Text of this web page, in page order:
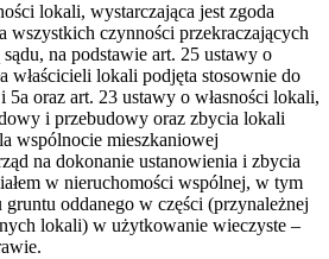
lokali, wystarczająca jest zgoda
wszystkich czynności przekraczających
na podstawie art. 25 ustawy o
właścicieli lokali podjęta stosownie do
5a oraz art. 23 ustawy o własności lokali,
i przebudowy oraz zbycia lokali
wspólnocie mieszkaniowej
na dokonanie ustanowienia i zbycia
w nieruchomości wspólnej, w tym
oddanego w części (przynależnej
lokali) w użytkowanie wieczyste –